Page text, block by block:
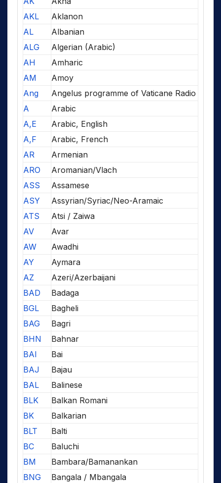
AKL
Aklanon
AL
Albanian
ALG
Algerian (Arabic)
AH
Amharic
AM
Amoy
Ang
Angelus programme of Vaticane Radio
A
Arabic
A,E
Arabic, English
A,F
Arabic, French
AR
Armenian
ARO
Aromanian/Vlach
ASS
Assamese
ASY
Assyrian/Syriac/Neo-Aramaic
ATS
Atsi / Zaiwa
AV
Avar
AW
Awadhi
AY
Aymara
AZ
Azeri/Azerbaijani
BAD
Badaga
BGL
Bagheli
BAG
Bagri
BHN
Bahnar
BAI
Bai
BAJ
Bajau
BAL
Balinese
BLK
Balkan Romani
BK
Balkarian
BLT
Balti
BC
Baluchi
BM
Bambara/Bamanankan
BNG
Bangala / Mbangala